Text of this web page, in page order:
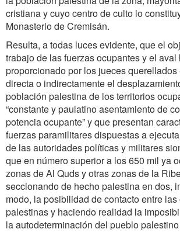
cristiana y cuyo centro de culto lo
Monasterio de Cremisán.
Resulta, a todas luces evidente, que el
trabajo de las fuerzas ocupantes y el aval
proporcionado por los jueces querellados
directa o indirectamente el
población palestina de los territorios
“constante y paulatino asentamiento de
potencia ocupante” y que presentan
fuerzas paramilitares dispuestas a
de las autoridades políticas y militares
que en número superior a los 650 mil ya
zonas de Al Quds y otras zonas de la
seccionando de hecho palestina en dos,
modo, la posibilidad de contacto entre
palestinas y haciendo realidad la
la autodeterminación del pueblo palestino